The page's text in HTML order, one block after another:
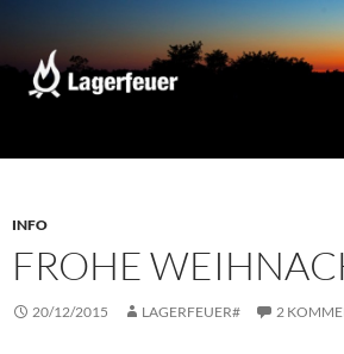
springen
INFO
FROHE
20/12/2015 LAGERFEUER# 2